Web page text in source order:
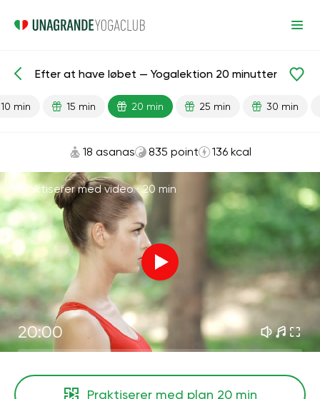
Færdiglavede lektioner Sport Løb
Efter at have løbet — Yogalektion 20 minutter
10 min 15 min 20 min 25 min 30 min
18 asanas 835 point 136 kcal
Praktiserer med video ·20 min
20:00
Praktiserer med plan 20 min